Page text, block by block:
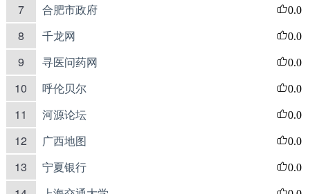
7 合肥市政府 0.0
8 千龙网 0.0
9 寻医问药网 0.0
10 呼伦贝尔 0.0
11 河源论坛 0.0
12 广西地图 0.0
13 宁夏银行 0.0